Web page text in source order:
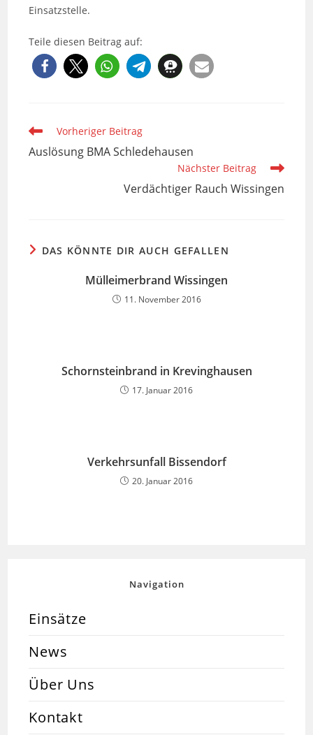
Einsatzstelle.
Teile diesen Beitrag auf:
Weitere
Artikel
ansehen
Vorheriger Beitrag
Auslösung BMA Schledehausen
Nächster Beitrag
Verdächtiger Rauch Wissingen
DAS KÖNNTE DIR AUCH GEFALLEN
Mülleimerbrand Wissingen
11. November 2016
Schornsteinbrand in Krevinghausen
17. Januar 2016
Verkehrsunfall Bissendorf
20. Januar 2016
Navigation
Einsätze
News
Über Uns
Kontakt